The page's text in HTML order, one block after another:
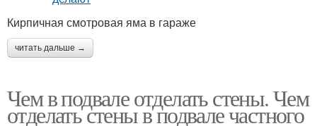
Кирпичная смотровая яма в гараже
читать дальше →
Чем в подвале отделать стены. Чем
отделать стены в подвале частного